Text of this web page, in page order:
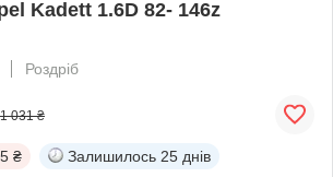
Kadett 1.6D 82- 146z
Роздріб
1 031 ₴
₴ Залишилось 25 днів